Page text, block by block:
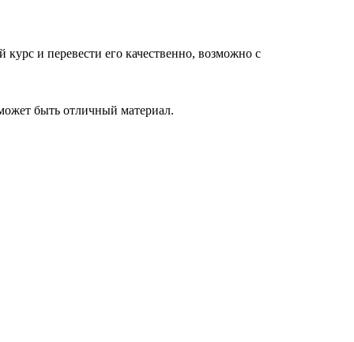
и перевести его качественно, возможно с
быть отличный материал.